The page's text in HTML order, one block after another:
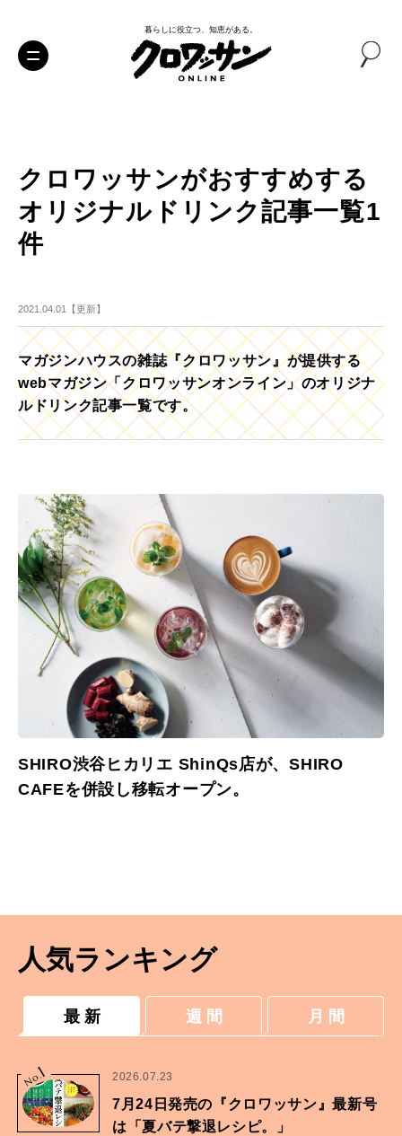
暮らしに役立つ、知恵がある。
クロワッサンがおすすめする
オリジナルドリンク記事一覧1
件
2021.04.01【更新】
マガジンハウスの雑誌『クロワッサン』が提供する
webマガジン「クロワッサンオンライン」のオリジナ
ルドリンク記事一覧です。
SHIRO渋谷ヒカリエ ShinQs店が、SHIRO
CAFEを併設し移転オープン。
人気ランキング
最 新 週 間 月 間
No.
1 2026.07.23
7月24日発売の『クロワッサン』最新号
は「夏バテ撃退レシピ。」